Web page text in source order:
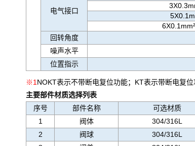
电气接口
回转角度
噪声水平
位置指示
※1 NOKT表示不带断电复位功能；KT表示带断电复位
主要部件材质选择列表
主要
序号
部件名称 可选材质
1
阀体 304/316L
2
阀球 304/316L